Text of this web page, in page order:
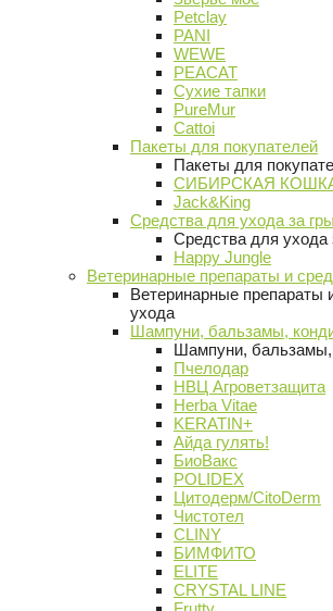
Petclay
PANI
WEWE
PEACAT
Сухие тапки
PureMur
Cattoi
Пакеты для покупателей
Пакеты для
СИБИРСКАЯ
Jack&King
Средства для ухода за
Средства для ухода
Happy Jungle
Ветеринарные препараты и
Ветеринарные препараты
ухода
Шампуни, бальзамы,
Шампуни,
Пчелодар
НВЦ Агроветзащита
Herba Vitae
KERATIN+
Айда гулять!
БиоВакс
POLIDEX
Цитодерм/CitoDerm
Чистотел
CLINY
БИМФИТО
ELITE
CRYSTAL LINE